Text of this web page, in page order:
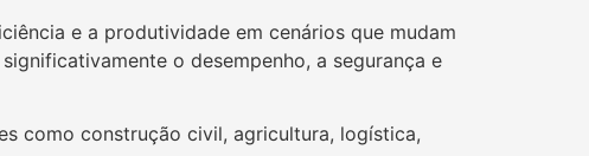
e a produtividade em cenários que mudam
o desempenho, a segurança e
como construção civil, agricultura, logística,